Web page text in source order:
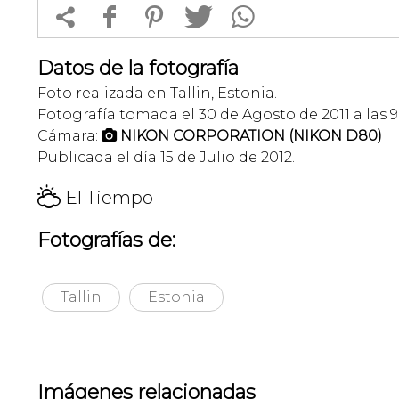
 f 1 T 
Datos de la fotografía
Foto realizada en Tallin, Estonia.
Fotografía tomada el 30 de Agosto de 2011 a las
Cámara:  NIKON CORPORATION (NIKON D80)
Publicada el día 15 de Julio de 2012.
H El Tiempo
Fotografías de:
Tallin Estonia
Imágenes relacionadas